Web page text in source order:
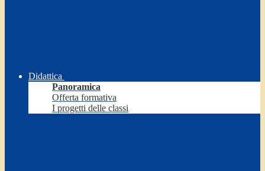
Didattica
Panoramica
Offerta formativa
I progetti delle classi